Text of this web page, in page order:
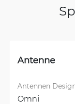
Antenne
Antennen
Omni